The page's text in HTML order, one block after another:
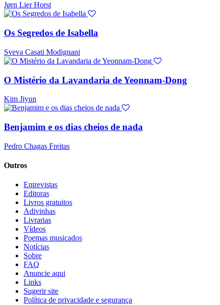
Jørn Lier Horst
Os Segredos de Isabella
Sveva Casati Modignani
O Mistério da Lavandaria de Yeonnam-Dong
Kim Jiyun
Benjamim e os dias cheios de nada
Pedro Chagas Freitas
Outros
Entrevistas
Editoras
Livros gratuitos
Adivinhas
Livrarias
Vídeos
Poemas musicados
Notícias
Sobre
FAQ
Anuncie aqui
Links
Sugerir site
Política de privacidade e segurança